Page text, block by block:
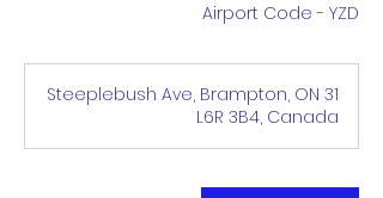
Airport Code - YZD
31 Steeplebush Ave, Brampton, ON
L6R 3B4, Canada